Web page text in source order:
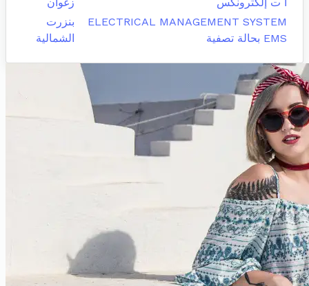
ELECTRICAL MANAGEMENT SYSTEM
EMS بحالة تصفية
بنزرت
الشمالية